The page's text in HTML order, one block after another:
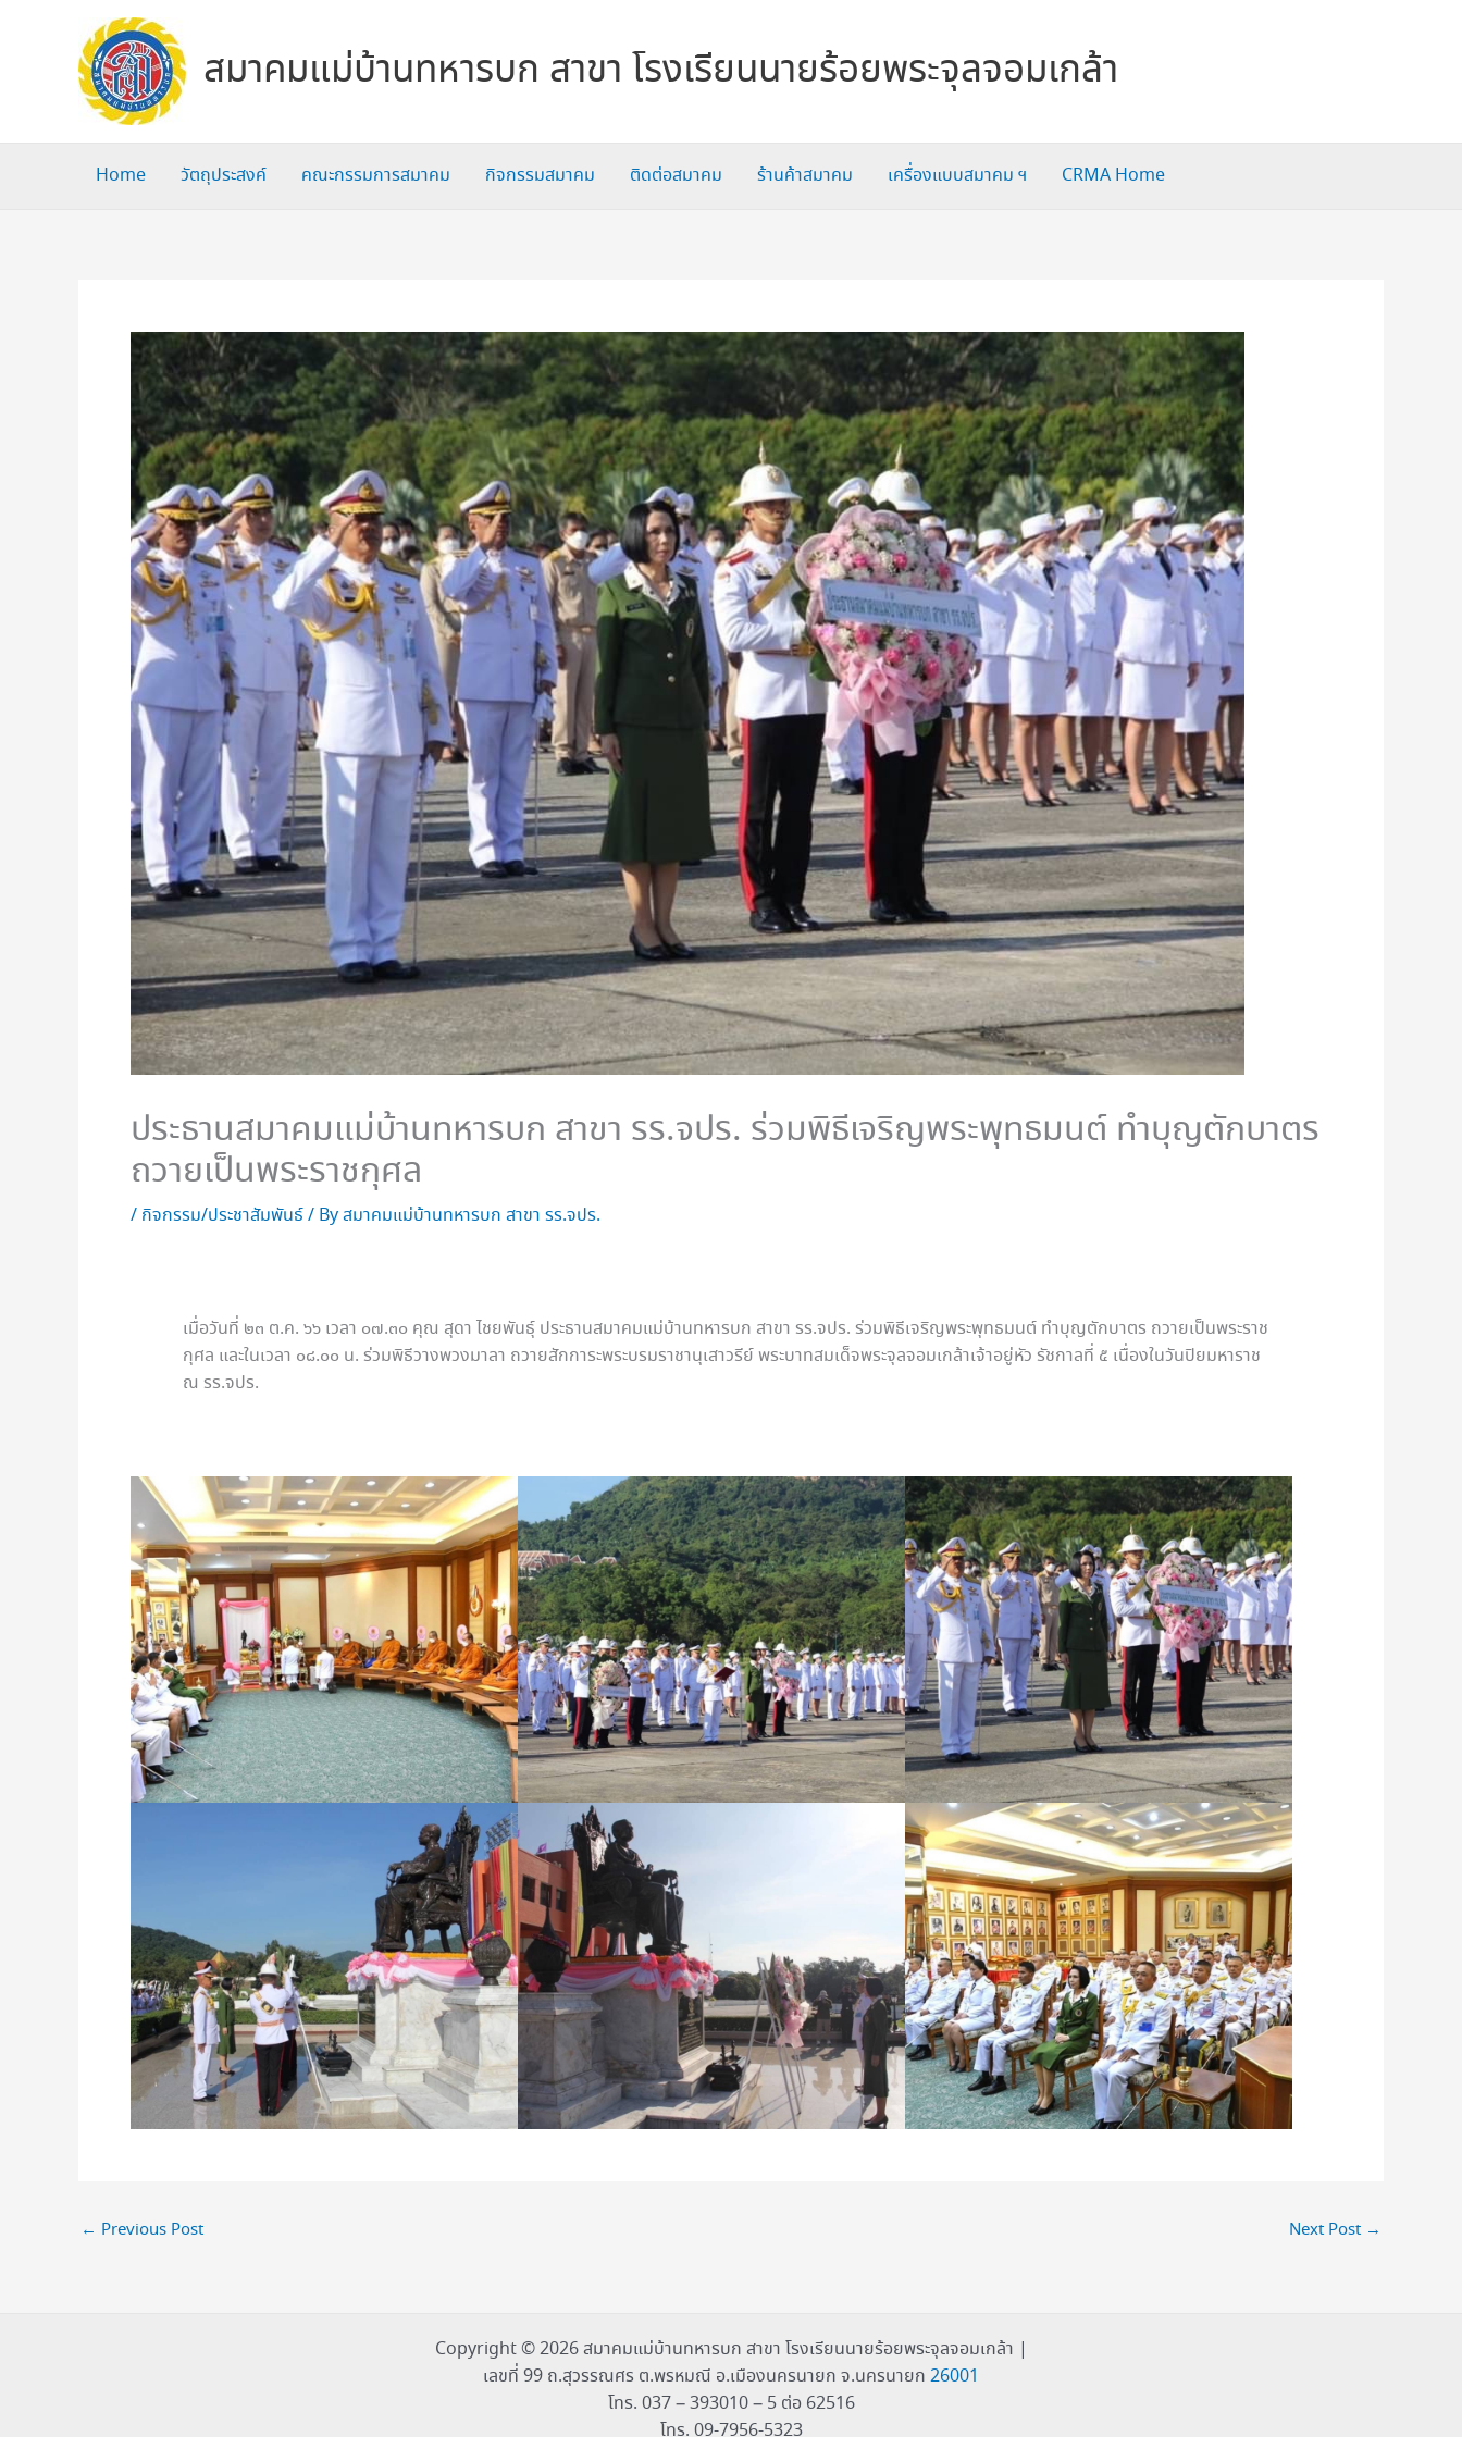
สมาคมแม่บ้านทหารบก สาขา โรงเรียนนายร้อยพระจุลจอมเกล้า
Home วัตถุประสงค์ คณะกรรมการสมาคม กิจกรรมสมาคม ติดต่อสมาคม ร้านค้าสมาคม เครื่องแบบสมาคม ฯ CRMA Home
ประธานสมาคมแม่บ้านทหารบก สาขา รร.จปร. ร่วมพิธีเจริญพระพุทธมนต์ ทำบุญตักบาตร
ถวายเป็นพระราชกุศล
/ กิจกรรม/ประชาสัมพันธ์/ Byสมาคมแม่บ้านทหารบก สาขา รร.จปร.
เมื่อวันที่ ๒๓ ต.ค. ๖๖ เวลา ๐๗.๓๐ คุณ สุดา ไชยพันธุ์ ประธานสมาคมแม่บ้านทหารบก สาขา รร.จปร. ร่วมพิธีเจริญพระพุทธมนต์ ทำบุญตักบาตร ถวายเป็นพระราช
กุศล และในเวลา ๐๘.๐๐ น. ร่วมพิธีวางพวงมาลา ถวายสักการะพระบรมราชานุเสาวรีย์ พระบาทสมเด็จพระจุลจอมเกล้าเจ้าอยู่หัว รัชกาลที่ ๕ เนื่องในวันปิยมหาราช
ณ รร.จปร.
← Previous Post Next Post →
Copyright © 2026 สมาคมแม่บ้านทหารบก สาขา โรงเรียนนายร้อยพระจุลจอมเกล้า |
เลขที่ 99 ถ.สุวรรณศร ต.พรหมณี อ.เมืองนครนายก จ.นครนายก 26001
โทร. 037 – 393010 – 5 ต่อ 62516
โทร. 09-7956-5323